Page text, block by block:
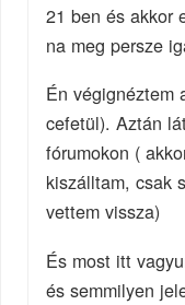
21 ben és akkor
na meg persze
Én végignéztem
cefetül). Aztán
fórumokon (
kiszálltam, csak
vettem vissza)
És most itt
és semmilyen